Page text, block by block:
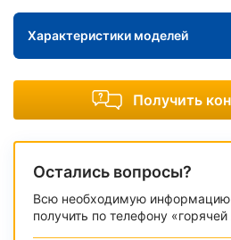
Характеристики моделей
Получить
Остались вопросы?
Всю необходимую
получить по телефону «горячей